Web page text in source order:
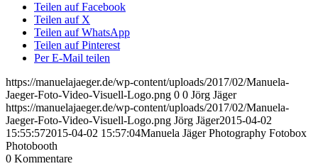
Teilen auf Facebook
Teilen auf X
Teilen auf WhatsApp
Teilen auf Pinterest
Per E-Mail teilen
https://manuelajaeger.de/wp-content/uploads/2017/02/Manuela-
Jaeger-Foto-Video-Visuell-Logo.png 0 0 Jörg Jäger
https://manuelajaeger.de/wp-content/uploads/2017/02/Manuela-
Jaeger-Foto-Video-Visuell-Logo.png Jörg Jäger2015-04-02
15:55:572015-04-02 15:57:04Manuela Jäger Photography Fotobox
Photobooth
0 Kommentare